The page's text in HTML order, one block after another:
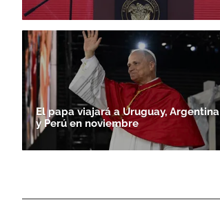
El papa viajará a Uruguay, Argentina
y Perú en noviembre